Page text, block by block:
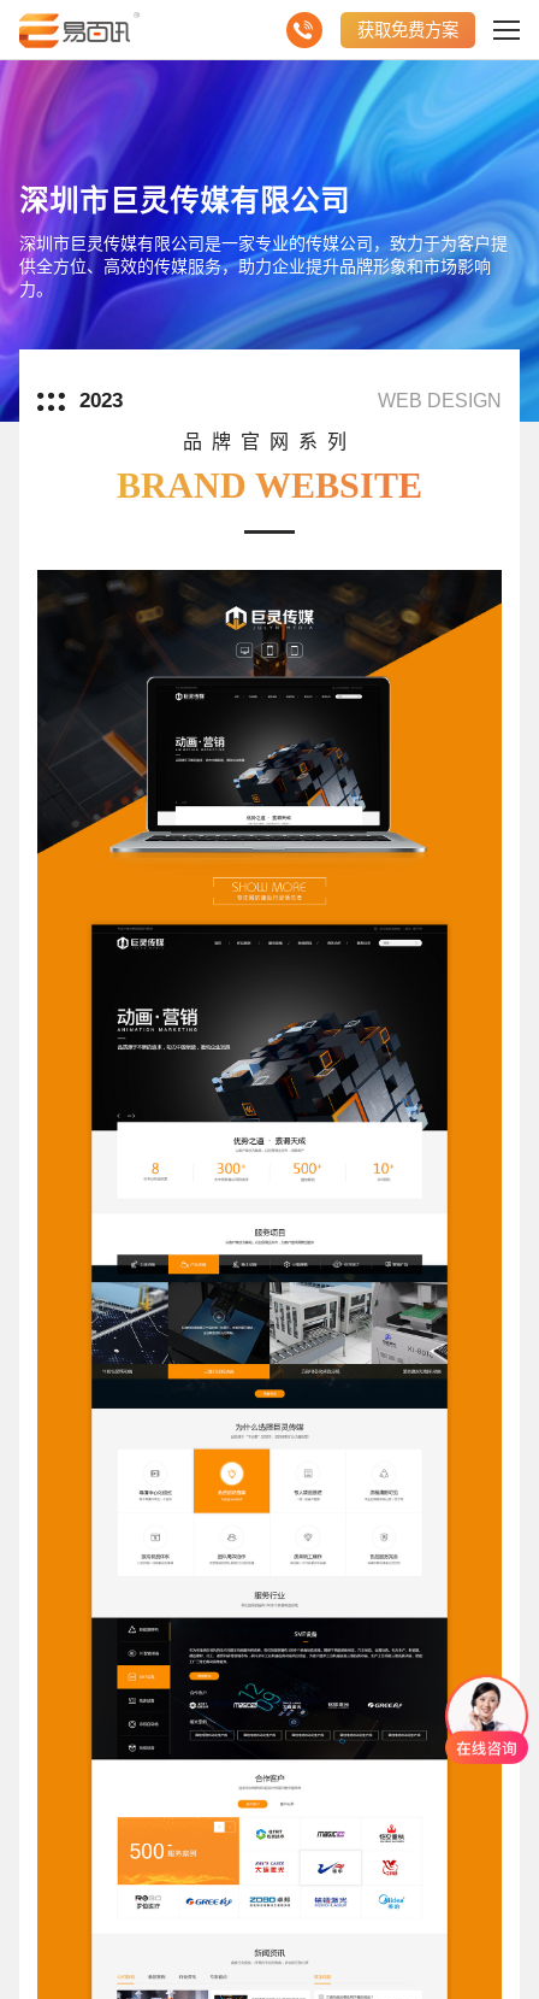
获取免费方案
深圳市巨灵传媒有限公司
深圳市巨灵传媒有限公司是一家专业的传媒公司，致力于为客户提
供全方位、高效的传媒服务，助力企业提升品牌形象和市场影响
力。
2023
WEB DESIGN
品牌官网系列
BRAND WEBSITE
请输入您的公司名称
电话
创意品牌型网站 标准企业官网建设